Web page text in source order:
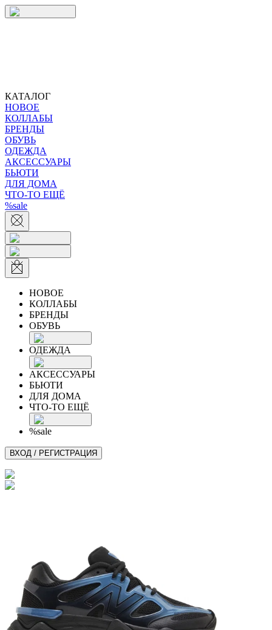
КАТАЛОГ
НОВОЕ
КОЛЛАБЫ
БРЕНДЫ
ОБУВЬ
ОДЕЖДА
АКСЕССУАРЫ
БЬЮТИ
ДЛЯ ДОМА
ЧТО-ТО ЕЩЁ
%sale
НОВОЕ
КОЛЛАБЫ
БРЕНДЫ
ОБУВЬ
ОДЕЖДА
АКСЕССУАРЫ
БЬЮТИ
ДЛЯ ДОМА
ЧТО-ТО ЕЩЁ
%sale
ВХОД / РЕГИСТРАЦИЯ